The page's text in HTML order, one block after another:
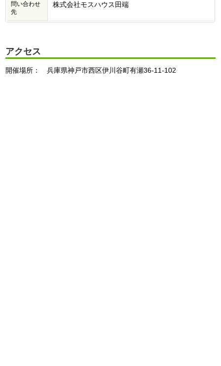
問い合わせ
先
株式会社モスハウス田端
アクセス
開催場所： 兵庫県神戸市西区伊川谷町有瀬36-11-102